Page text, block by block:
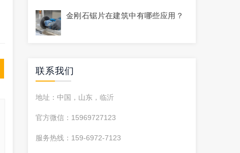
金刚石锯片在建筑中有哪些应用？
联系我们
地址：中国，山东，临沂
官方微信：15969727123
服务热线：159-6972-7123